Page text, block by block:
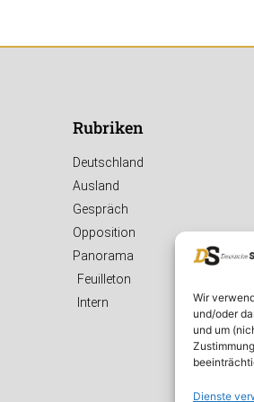
Wir
und/oder
und um
Dienste
Rubriken
Deutschland
Ausland
Gespräch
Opposition
Panorama
Feuilleton
Intern